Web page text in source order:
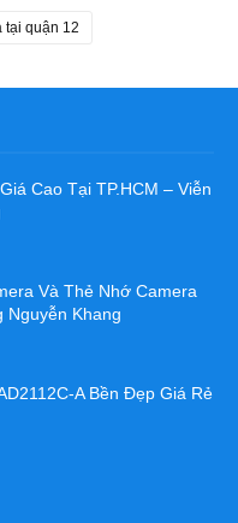
tại quận 12
Cao Tại TP.HCM – Viễn
Và Thẻ Nhớ Camera
Nguyễn Khang
A Bền Đẹp Giá Rẻ